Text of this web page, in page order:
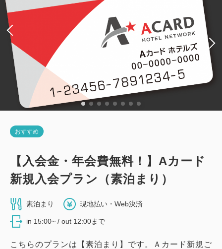
おすすめ
【入会金・年会費無料！】Aカード
新規入会プラン（素泊まり）
素泊まり 現地払い・Web決済
in 15:00~ / out 12:00まで
こちらのプランは【素泊まり】です。Ａカード新規ご